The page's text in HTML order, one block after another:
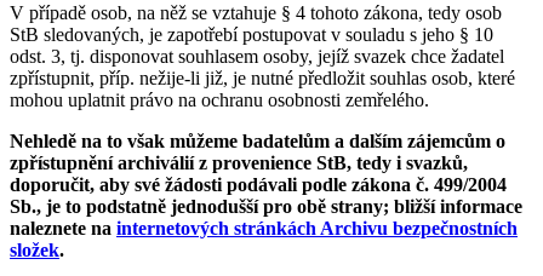
V případě osob, na něž se vztahuje § 4 tohoto zákona, tedy osob
StB sledovaných, je zapotřebí postupovat v souladu s jeho § 10
odst. 3, tj. disponovat souhlasem osoby, jejíž svazek chce žadatel
zpřístupnit, příp. nežije-li již, je nutné předložit souhlas osob, které
mohou uplatnit právo na ochranu osobnosti zemřelého.
Nehledě na to však můžeme badatelům a dalším zájemcům o
zpřístupnění archiválií z provenience StB, tedy i svazků,
doporučit, aby své žádosti podávali podle zákona č. 499/2004
Sb., je to podstatně jednodušší pro obě strany; bližší informace
naleznete na internetových stránkách Archivu bezpečnostních
složek.